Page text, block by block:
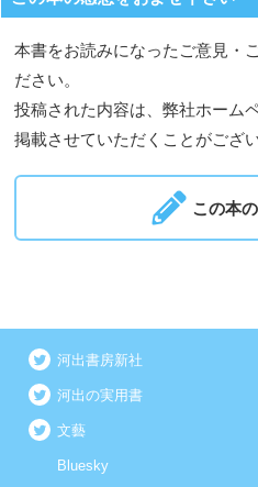
本書をお読みになったご意見・
ださい。
投稿された内容は、弊社ホーム
掲載させていただくことがござい
この本
河出書房新社
河出の実用書
文藝
Bluesky